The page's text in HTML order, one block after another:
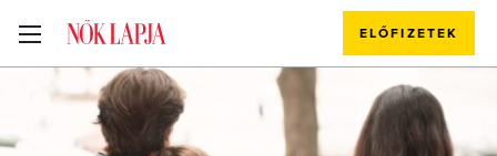
ELŐFIZETEK